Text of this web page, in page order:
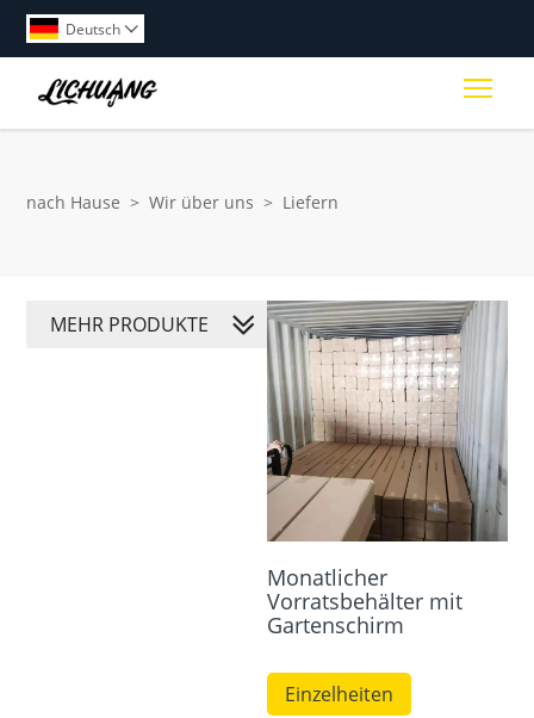
Deutsch 
nach Hause > Wir über uns > Liefern
Monatlicher
Vorratsbehälter mit
Gartenschirm
Einzelheiten
MEHR PRODUKTE